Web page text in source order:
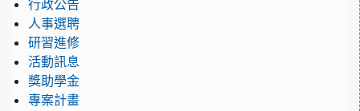
行政公告
人事選聘
研習進修
活動訊息
獎助學金
專案計畫